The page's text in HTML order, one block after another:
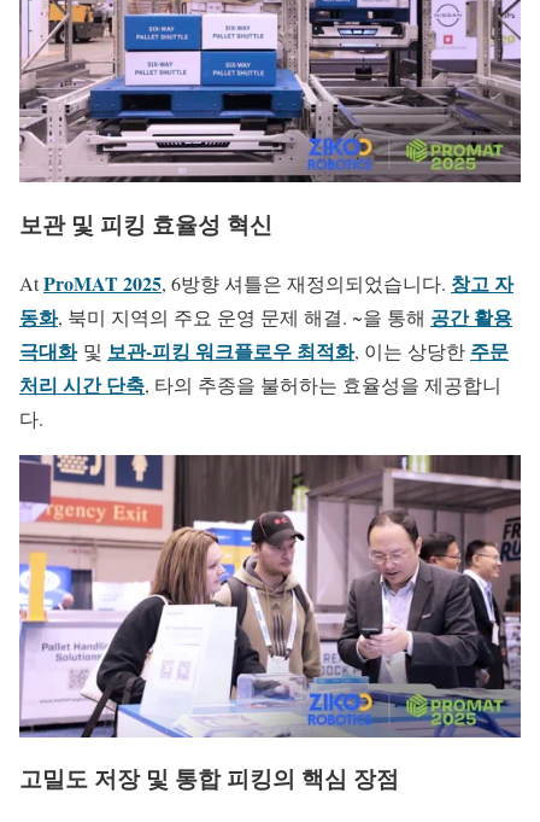
보관 및 피킹 효율성 혁신
AtProMAT 2025, 6방향 셔틀은 재정의되었습니다. 창고 자
동화, 북미 지역의 주요 운영 문제 해결. ~을 통해 공간 활용
극대화및 보관-피킹 워크플로우 최적화, 이는 상당한 주문
처리 시간 단축, 타의 추종을 불허하는 효율성을 제공합니
다.
고밀도 저장 및 통합 피킹의 핵심 장점